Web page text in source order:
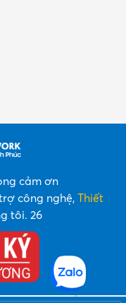
cảm ơn
công nghệ, Thiết
tôi. 26